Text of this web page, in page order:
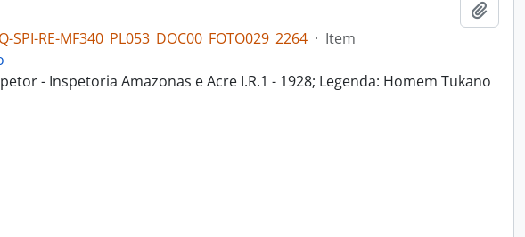
SPI-RE-MF340_PL053_DOC00_FOTO029_2264 · Item
- Inspetoria Amazonas e Acre I.R.1 - 1928; Legenda: Homem Tukano